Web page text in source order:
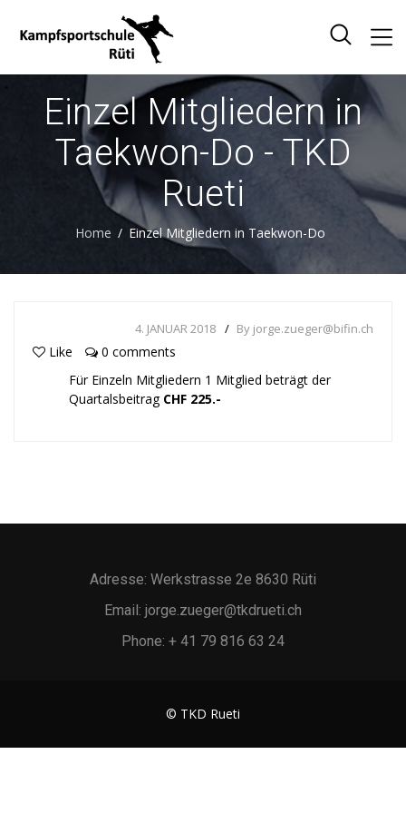
Einzel Mitgliedern in
Taekwon-Do - TKD
Rueti
Home Einzel Mitgliedern in Taekwon-Do
4. JANUAR 2018 By jorge.zueger@bifin.ch
Like
0 comments
Für Einzeln Mitgliedern 1 Mitglied beträgt der
QuartalsbeitragCHF 225.-
Adresse: Werkstrasse 2e 8630 Rüti
Email: jorge.zueger@tkdrueti.ch
Phone: + 41 79 816 63 24
© TKD Rueti